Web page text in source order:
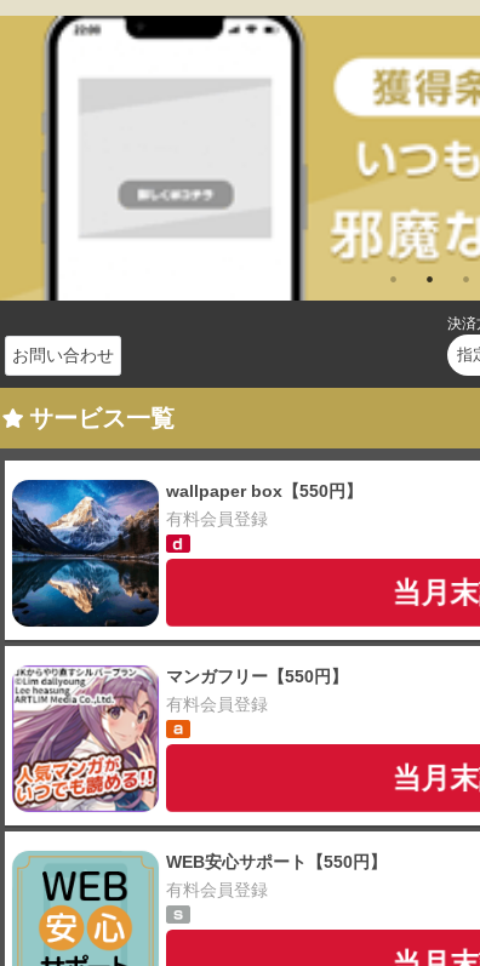
お問い合わせ
決済
サービス一覧
wallpaper box【550円】
有料会員登録
当月
マンガフリー【550円】
有料会員登録
当月
WEB安心サポート【550円】
有料会員登録